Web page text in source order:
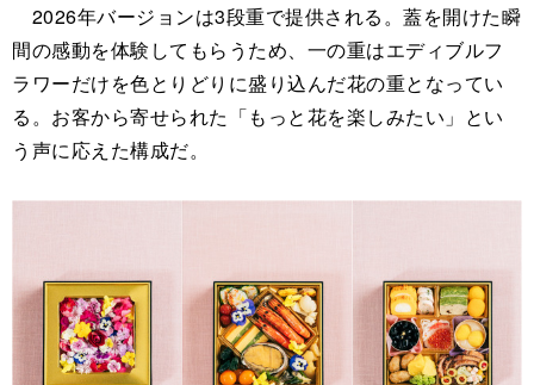
2026年バージョンは3段重で提供される。蓋を開けた瞬
間の感動を体験してもらうため、一の重はエディブルフ
ラワーだけを色とりどりに盛り込んだ花の重となってい
る。お客から寄せられた「もっと花を楽しみたい」とい
う声に応えた構成だ。